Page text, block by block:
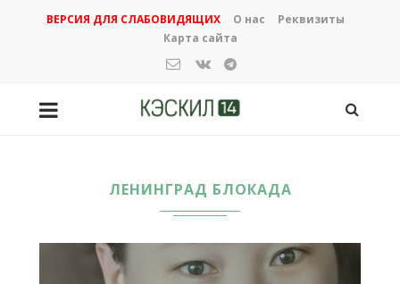
ВЕРСИЯ ДЛЯ СЛАБОВИДЯЩИХ О нас
Реквизиты
Карта сайта
ЛЕНИНГРАД БЛОКАДА